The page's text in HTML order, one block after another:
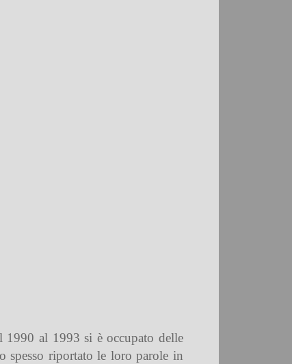
1990 al 1993 si è occupato delle
spesso riportato le loro parole in